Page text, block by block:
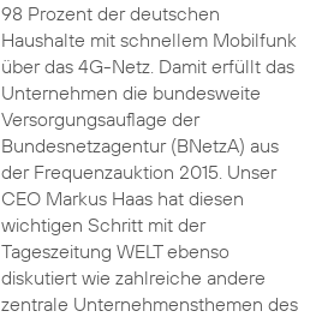
98 Prozent der deutschen
Haushalte mit schnellem Mobilfunk
über das 4G-Netz. Damit erfüllt das
Unternehmen die bundesweite
Versorgungsauflage der
Bundesnetzagentur (BNetzA) aus
der Frequenzauktion 2015. Unser
CEO Markus Haas hat diesen
wichtigen Schritt mit der
Tageszeitung WELT ebenso
diskutiert wie zahlreiche andere
zentrale Unternehmensthemen des